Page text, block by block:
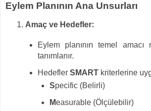
Eylem Planının Ana Unsurları
Amaç ve Hedefler:
Eylem planının temel
tanımlanır.
Hedefler SMARTkriterlerine
Specific (Belirli)
Measurable (Ölçülebilir)